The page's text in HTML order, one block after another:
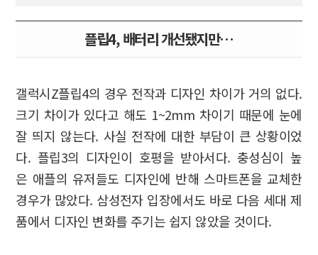
플립4, 배터리 개선됐지만…
갤럭시Z플립4의 경우 전작과 디자인 차이가 거의 없다.
크기 차이가 있다고 해도 1~2mm 차이기 때문에 눈에
잘 띄지 않는다. 사실 전작에 대한 부담이 큰 상황이었
다. 플립3의 디자인이 호평을 받아서다. 충성심이 높
은 애플의 유저들도 디자인에 반해 스마트폰을 교체한
경우가 많았다. 삼성전자 입장에서도 바로 다음 세대 제
품에서 디자인 변화를 주기는 쉽지 않았을 것이다.